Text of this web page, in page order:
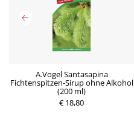
A.Vogel Santasapina
Fichtenspitzen-Sirup ohne Alkohol
(200 ml)
€ 18,80